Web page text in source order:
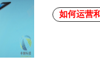
如何运营